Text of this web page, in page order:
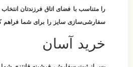
را متناسب با فضای اتاق فرزندتان انتخاب
سفارشی‌سازی سایز را برای شما فراهم
خرید آسان